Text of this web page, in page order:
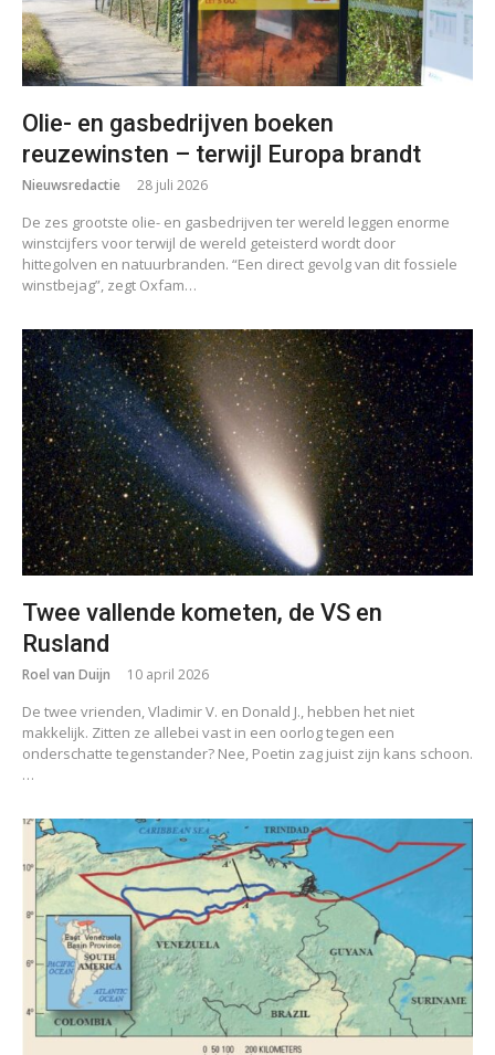
Olie- en gasbedrijven boeken
reuzewinsten – terwijl Europa brandt
Nieuwsredactie 28 juli 2026
De zes grootste olie- en gasbedrijven ter wereld leggen enorme
winstcijfers voor terwijl de wereld geteisterd wordt door
hittegolven en natuurbranden. “Een direct gevolg van dit fossiele
winstbejag”, zegt Oxfam…
Twee vallende kometen, de VS en
Rusland
Roel van Duijn 10 april 2026
De twee vrienden, Vladimir V. en Donald J., hebben het niet
makkelijk. Zitten ze allebei vast in een oorlog tegen een
onderschatte tegenstander? Nee, Poetin zag juist zijn kans schoon.
…